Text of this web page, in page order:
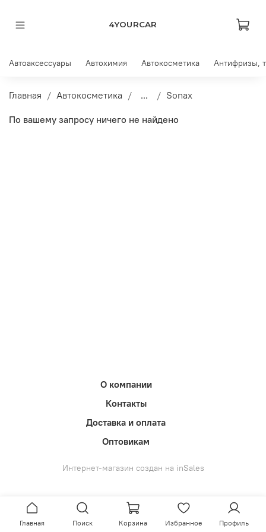
4YOURCAR
Автоаксессуары Автохимия Автокосметика Антифризы,
Главная Автокосметика ... Sonax
По вашему запросу ничего не найдено
О компании
Контакты
Доставка и оплата
Оптовикам
Интернет-магазин создан на inSales
Главная Поиск Корзина Избранное Профиль